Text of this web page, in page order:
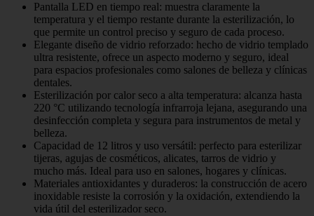
Pantalla LED en tiempo real: muestra claramente la
temperatura y el tiempo restante durante la esterilización, lo
que permite un control preciso y seguro de cada proceso.
Elegante diseño de vidrio reforzado: hecho de vidrio templado
ultra resistente, ofrece un aspecto moderno y seguro, ideal
para espacios profesionales como salones de belleza y clínicas
dentales.
Esterilización por calor seco a alta temperatura: alcanza hasta
220 °C utilizando tecnología infrarroja lejana, asegurando una
desinfección completa y segura para instrumentos de metal y
belleza.
Capacidad de 12 litros y uso versátil: perfecto para esterilizar
tijeras, agujas de cosméticos, alicates, tarros de vidrio y
mucho más. Ideal para uso en salones, hogares y clínicas.
Materiales antioxidantes y duraderos: la construcción de acero
inoxidable resiste la corrosión y la oxidación, extendiendo la
vida útil del esterilizador seco.